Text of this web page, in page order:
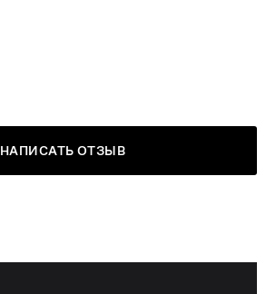
НАПИСАТЬ ОТЗЫВ